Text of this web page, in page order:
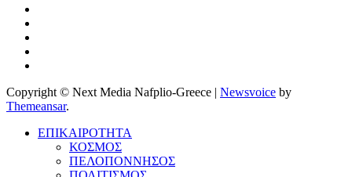
Copyright © Next Media Nafplio-Greece | Newsvoice by
Themeansar.
ΕΠΙΚΑΙΡΟΤΗΤΑ
ΚΟΣΜΟΣ
ΠΕΛΟΠΟΝΝΗΣΟΣ